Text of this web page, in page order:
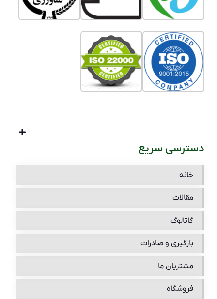
دسترسی سریع
خانه
مقالات
گاتالوگ
بارگیری و صادرات
مشتریان ما
فروشگاه